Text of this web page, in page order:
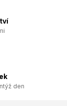
den